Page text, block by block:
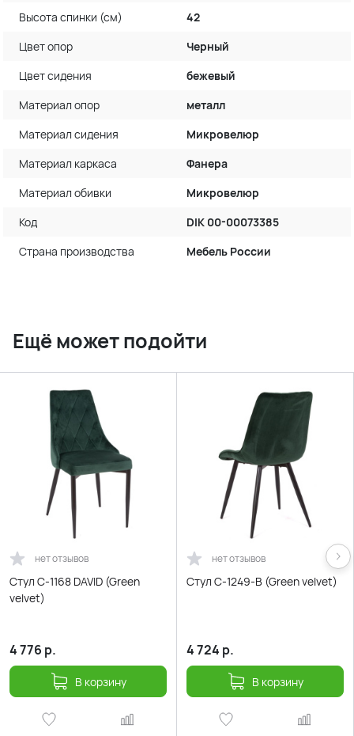
Высота спинки (см)
42
Цвет опор
Черный
Цвет сидения
бежевый
Материал опор
металл
Материал сидения
Микровелюр
Материал каркаса
Фанера
Материал обивки
Микровелюр
Код
DIK 00-00073385
Страна производства
Мебель России
Ещё может подойти
нет отзывов
Стул С-1168 DAVID (Green
velvet)
4 776 р.
В корзину
нет отзывов
Стул С-1249-B (Green velvet)
4 724 р.
В корзину